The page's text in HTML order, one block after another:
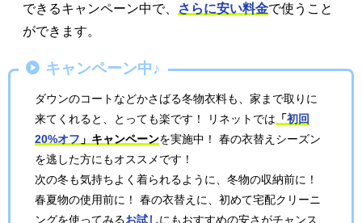
できるキャンペーン中で、
さらに安い料金で使うこと
ができます。
キャンペーン中♪
ダウンのコートなどかさばる冬物衣料も、家まで取りに
来てくれると、とっても楽です！ リネットでは 「初回
20%オフ 」キャンペーンを実施中！ 春の衣替えシーズン
を逃した方にもオススメです！
次の冬も気持ちよく着られるように、冬物の収納前に！
春夏物の使用前に！ 春の衣替えに、初めて宅配クリーニ
ングを使ってみるお試しにもおすすめの安さがチャンス